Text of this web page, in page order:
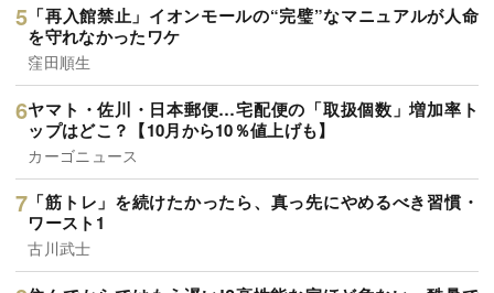
「再入館禁止」イオンモールの“完璧”なマニュアルが人命
を守れなかったワケ
窪田順生
ヤマト・佐川・日本郵便…宅配便の「取扱個数」増加率ト
ップはどこ？【10月から10％値上げも】
カーゴニュース
「筋トレ」を続けたかったら、真っ先にやめるべき習慣・
ワースト1
古川武士